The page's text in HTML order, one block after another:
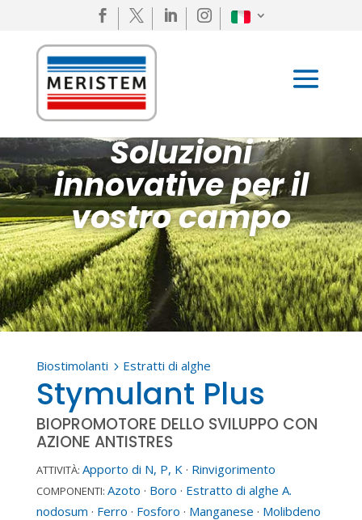
   
Soluzioni
innovative per il
vostro campo
Biostimolanti 5 Estratti di alghe
Stymulant Plus
BIOPROMOTORE DELLO SVILUPPO CON
AZIONE ANTISTRES
ATTIVITÀ: Apporto di N, P, K· Rinvigorimento
COMPONENTI: Azoto · Boro · Estratto di alghe A.
nodosum · Ferro · Fosforo · Manganese · Molibdeno